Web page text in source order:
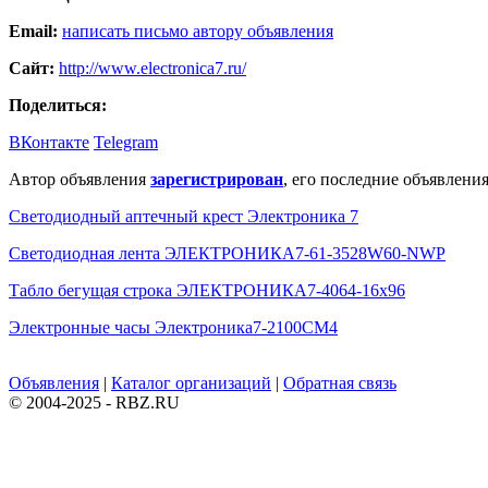
Email: написать письмо автору объявления
Сайт: http://www.electronica7.ru/
Поделиться:
ВКонтакте Telegram
Автор объявления зарегистрирован, его последние
Светодиодный аптечный крест Электроника 7
Светодиодная лента ЭЛЕКТРОНИКА7-61-3528W60-NWP
Табло бегущая строка ЭЛЕКТРОНИКА7-4064-16х96
Электронные часы Электроника7-2100СМ4
Объявления | Каталог организаций | Обратная связь
© 2004-2025 - RBZ.RU